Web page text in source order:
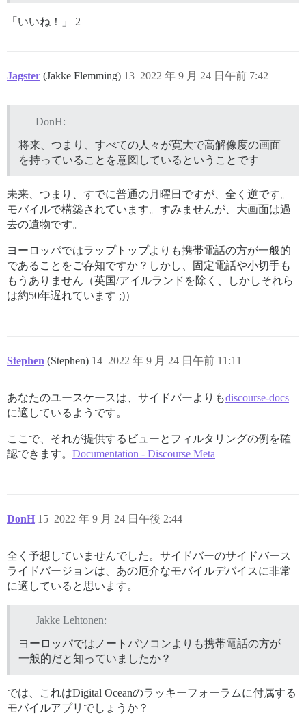
「いいね！」 2
Jagster (Jakke Flemming) 2022 年 9 月 24 日午前 7:42
13
DonH:
将来、つまり、すべての人々が寛大で高解像度の画面
を持っていることを意図しているということです
未来、つまり、すでに普通の月曜日ですが、全く逆です。
モバイルで構築されています。すみませんが、大画面は過
去の遺物です。
ヨーロッパではラップトップよりも携帯電話の方が一般的
であることをご存知ですか？しかし、固定電話や小切手も
もうありません（英国/アイルランドを除く、しかしそれら
は約50年遅れています ;)）
Stephen (Stephen) 2022 年 9 月 24 日午前 11:11
14
あなたのユースケースは、サイドバーよりもdiscourse-docs
に適しているようです。
ここで、それが提供するビューとフィルタリングの例を確
認できます。 Documentation - Discourse Meta
DonH 2022 年 9 月 24 日午後 2:44
15
全く予想していませんでした。サイドバーのサイドバース
ライドバージョンは、あの厄介なモバイルデバイスに非常
に適していると思います。
Jakke Lehtonen:
ヨーロッパではノートパソコンよりも携帯電話の方が
一般的だと知っていましたか？
では、これはDigital Oceanのラッキーフォーラムに付属する
モバイルアプリでしょうか？